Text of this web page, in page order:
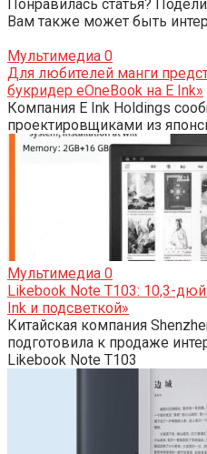
Понравилась статья?
Вам также может быть
Мультимедиа 0
Для любителей манги
букридер eOneBook на E Ink»
Компания E Ink Holdings
проектировщиками из
Мультимедиа 0
Likebook Note T103: 10,3-
Ink и подсветкой»
Китайская компания
подготовила к продаже
Likebook Note T103